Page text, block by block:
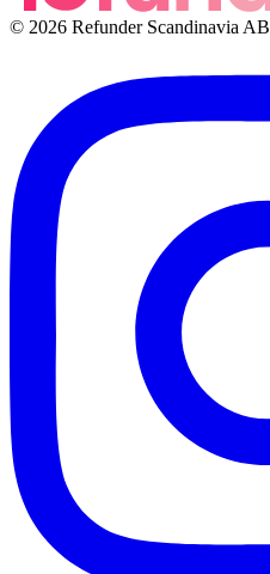
© 2026 Refunder Scandinavia AB